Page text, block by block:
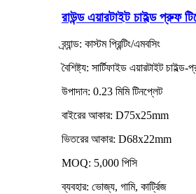
রাউন্ড এয়ারটাইট চাইল্ড প্রুফ
ব্র্যান্ড: কাস্টম প্রিন্টিং/এমবসিং
বৈশিষ্ট্য: সার্টিফাইড এয়ারটাইট
উপাদান: 0.23 মিমি টিনপ্লেট
বাইরের আকার: D75x25mm
ভিতরের আকার: D68x22mm
MOQ: 5,000 পিসি
ব্যবহার: ভোজ্য, গামি, কার্ট্রিজ